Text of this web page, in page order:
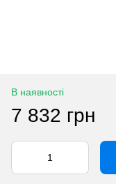
В наявності
7 832 грн